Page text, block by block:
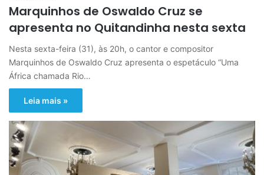
Marquinhos de Oswaldo Cruz se
apresenta no Quitandinha nesta sexta
Nesta sexta-feira (31), às 20h, o cantor e compositor
Marquinhos de Oswaldo Cruz apresenta o espetáculo “Uma
África chamada Rio…
Leia mais »